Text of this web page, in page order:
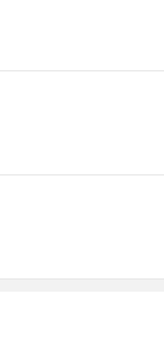
脑，与各个城市
获取丰厚的奖